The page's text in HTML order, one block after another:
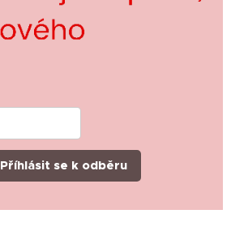
Příhlásit se k odběru